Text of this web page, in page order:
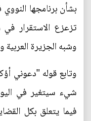
بشأن برنامجها
تزعزع الاستقرار
وشبه الجزيرة
وتابع قوله "دعوني
شيء سيتغير في
فيما يتعلق بكل